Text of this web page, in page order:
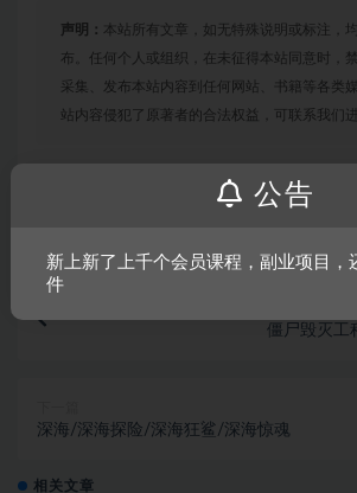
声明： 本站所有文章，如无特殊说明或标注，
布。任何个人或组织，在未征得本站同意时，
采集、发布本站内容到任何网站、书籍等各类
站内容侵犯了原著者的合法权益，可联系我们进
僵尸毁灭工
深海/深海探险/深海狂鲨/深海惊魂
相关文章
公告
新上新了上千个会员课程，副业项目，
件